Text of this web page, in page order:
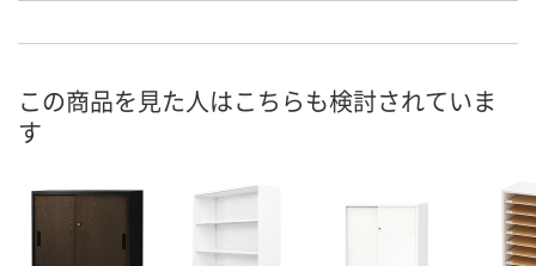
号
在庫
数量
この商品を見た人はこちらも検討されていま
す